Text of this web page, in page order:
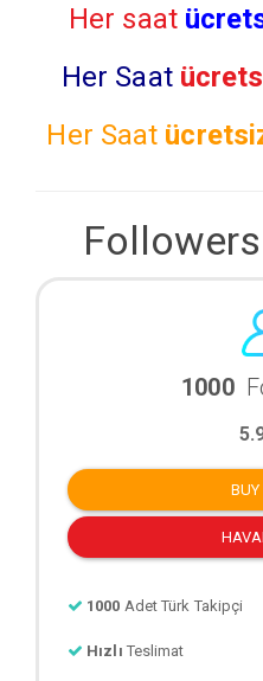
Her saat
Her Saat
Her Saat
1000
1000 Adet Türk Takipçi
Hızlı Teslimat